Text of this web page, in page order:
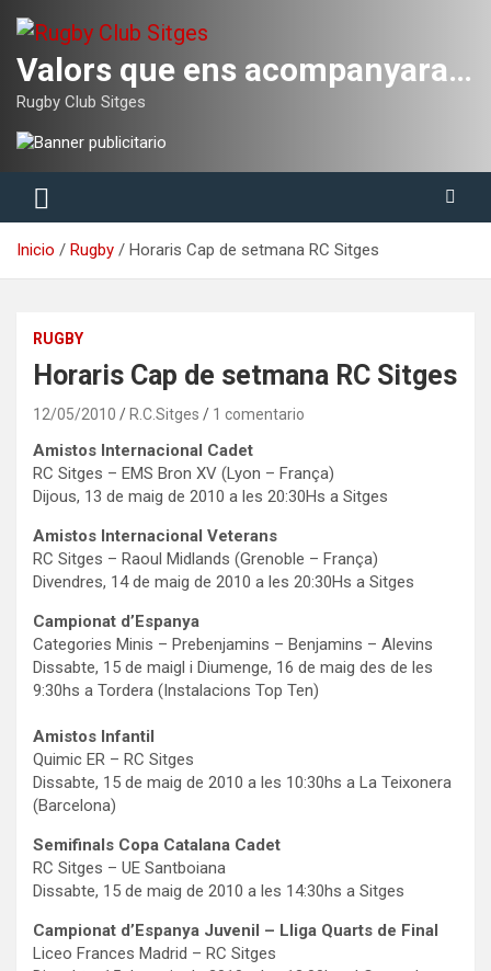
contenido
Valors que ens acompanyaran tota la vida
Rugby Club Sitges
Inicio Rugby Horaris Cap de setmana RC Sitges
RUGBY
Horaris Cap de setmana RC Sitges
12/05/2010 R.C.Sitges 1 comentario
Amistos Internacional Cadet
RC Sitges – EMS Bron XV (Lyon – França)
Dijous, 13 de maig de 2010 a les 20:30Hs a Sitges
Amistos Internacional Veterans
RC Sitges – Raoul Midlands (Grenoble – França)
Divendres, 14 de maig de 2010 a les 20:30Hs a Sitges
Campionat d’Espanya
Categories Minis – Prebenjamins – Benjamins – Alevins
Dissabte, 15 de maigl i Diumenge, 16 de maig des de les
9:30hs a Tordera (Instalacions Top Ten)
Amistos Infantil
Quimic ER – RC Sitges
Dissabte, 15 de maig de 2010 a les 10:30hs a La Teixonera
(Barcelona)
Semifinals Copa Catalana Cadet
RC Sitges – UE Santboiana
Dissabte, 15 de maig de 2010 a les 14:30hs a Sitges
Campionat d’Espanya Juvenil – Lliga Quarts de Final
Liceo Frances Madrid – RC Sitges